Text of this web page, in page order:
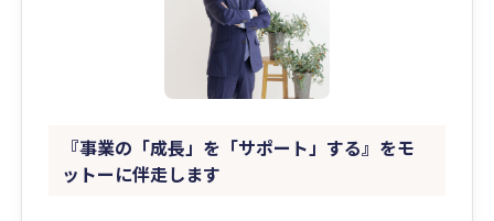
『事業の「成長」を「サポート」する』をモ
ットーに伴走します